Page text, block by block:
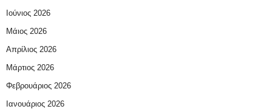
Ιούνιος 2026
Μάιος 2026
Απρίλιος 2026
Μάρτιος 2026
Φεβρουάριος 2026
Ιανουάριος 2026